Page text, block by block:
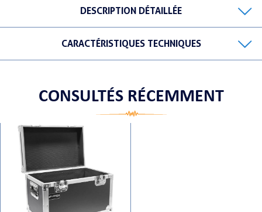
DESCRIPTION DÉTAILLÉE
CARACTÉRISTIQUES TECHNIQUES
CONSULTÉS RÉCEMMENT